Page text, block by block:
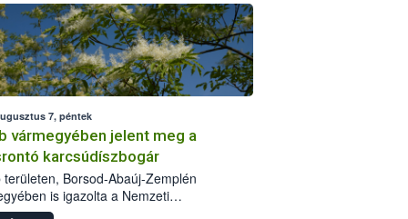
7, péntek
vármegyében jelent meg a
karcsúdíszbogár
területen, Borsod-Abaúj-Zemplén
is igazolta a Nemzeti
biztonsági Hivatal (Nébih) a